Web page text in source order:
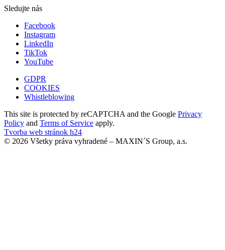
Sledujte nás
Facebook
Instagram
LinkedIn
TikTok
YouTube
GDPR
COOKIES
Whistleblowing
This site is protected by reCAPTCHA and the Google Privacy
Policy and Terms of Service apply.
Tvorba web stránok h24
© 2026 Všetky práva vyhradené – MAXIN´S Group, a.s.